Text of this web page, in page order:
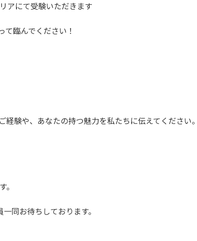
アにて受験いただきます
て臨んでください！
験や、あなたの持つ魅力を私たちに伝えてください。
。
同お待ちしております。